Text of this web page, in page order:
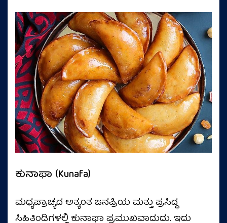
ಕುನಾಫಾ (Kunafa)
ಮಧ್ಯಪ್ರಾಚ್ಯದ ಅತ್ಯಂತ ಜನಪ್ರಿಯ ಮತ್ತು ಪ್ರಸಿದ್ಧ
ಸಿಹಿತಿಂಡಿಗಳಲ್ಲಿ ಕುನಾಫಾ ಪ್ರಮುಖವಾದುದು. ಇದು